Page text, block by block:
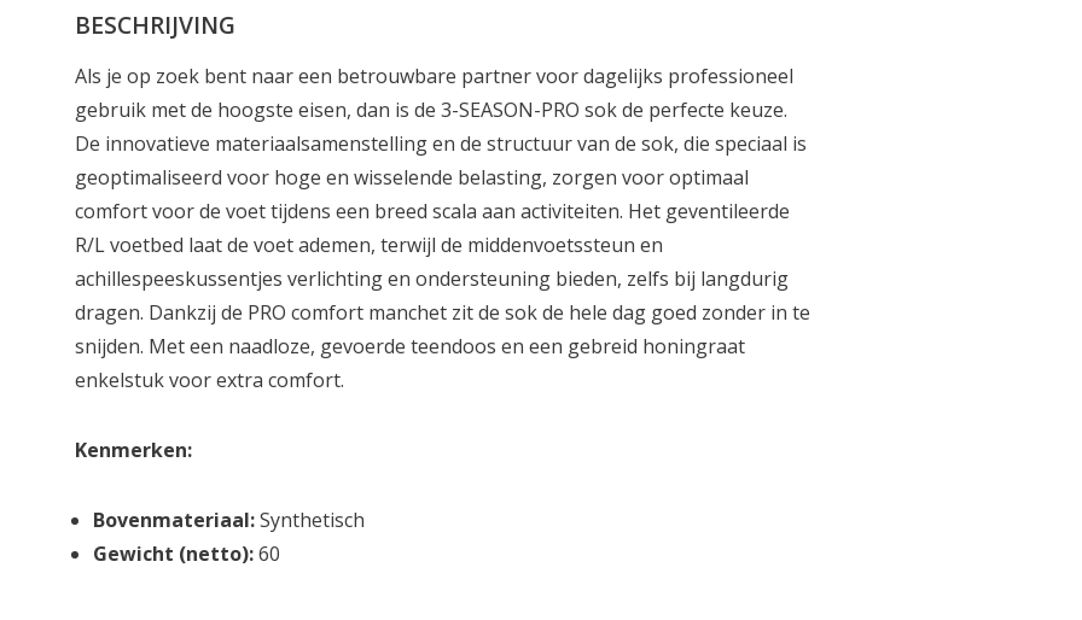
BESCHRIJVING
Als je op zoek bent naar een betrouwbare partner voor dagelijks professioneel
gebruik met de hoogste eisen, dan is de 3-SEASON-PRO sok de perfecte keuze.
De innovatieve materiaalsamenstelling en de structuur van de sok, die speciaal is
geoptimaliseerd voor hoge en wisselende belasting, zorgen voor optimaal
comfort voor de voet tijdens een breed scala aan activiteiten. Het geventileerde
R/L voetbed laat de voet ademen, terwijl de middenvoetssteun en
achillespeeskussentjes verlichting en ondersteuning bieden, zelfs bij langdurig
dragen. Dankzij de PRO comfort manchet zit de sok de hele dag goed zonder in te
snijden. Met een naadloze, gevoerde teendoos en een gebreid honingraat
enkelstuk voor extra comfort.
Kenmerken:
Bovenmateriaal:Synthetisch
Gewicht (netto):60